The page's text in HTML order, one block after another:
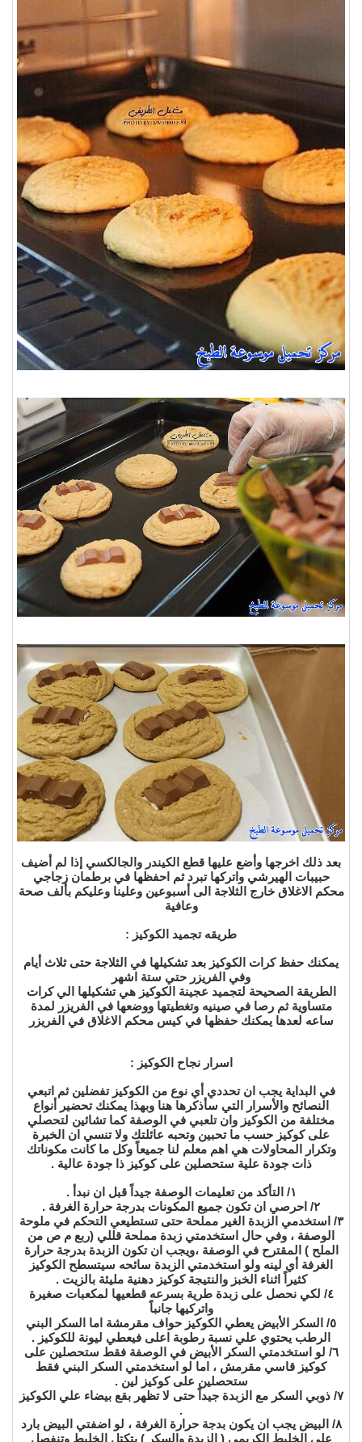
بعد ذلك اخرجها وأضع عليها قطع الكيندر والجالكسي إذا لم أضيف
حبيبات الهيرشي واتركها تبرد ثم احفظها في برطمان زجاجي
محكم الاغلاق خارج الثلاجة الى أسبوعين وعلينا وعليكم بألف صحة
وعافية
طريقه تجميد الكوكيز :
يمكنك حفظ كرات الكوكيز بعد تشكيلها في الثلاجة حتى ثلاث أيام
وفي الفريزر حتي ستة اشهر
الطريقة الصحيحة لتجميد عجينة الكوكيز هي تشكيلها الي كرات
متساوية ثم رصا في صينيه وتغطيتها ووضعها في الفريزر لمدة
ساعه لعدها يمكنك حفظها في كيس محكم الاغلاق في الفريزر
اسرار نجاح الكوكيز :
في البداية يجب ان تحددي أي نوع من الكوكيز تفضلين ثم اتبعي
النصائح والأسرار التي سأذكرها هنا وبهذا يمكنك تحضير أنواع
مختلفة من الكوكيز وان تلعبي في الوصفة كما تشائين لتحصلي
على كوكيز حسب ما تحبين وتحبه عائلتك ولا تنسي ان الخبرة
وتكرار المحاولات هي اهم معلم لنا جميعاً وكل ما كانت مكوناتك
ذات جودة علية ستحصلين على كوكيز ذا جودة عالية .
١/ التأكد من تعليمات الوصفة جيداً قبل ان نبدأ .
٢/ احرصي ان تكون جميع المكونات بدرجة حرارة الغرفة .
٣/ استخدمي الزبدة الغير مملحة حتى تستطيعي التحكم في ملوحة
الوصفة ، وفي حال استخدمتي زبدة مملحة قللي (ربع م ص من
الملح ) المقترح في الوصفة ،ويجب ان تكون الزبدة بدرجة حرارة
الغرفة أي لينه ولو استخدمتي الزبدة سائحه سيتسطح الكوكيز
كثيراً اثناء الخبز والنتيجة كوكيز دهنية مليئة بالزيت .
٤/ لكي نحصل على زبدة طرية بسرعه قطعيها لمكعبات صغيرة
واتركيها جانباً
٥/ السكر الأبيض يعطي الكوكيز حواف مقرمشة اما السكر البني
الرطب يحتوي علي نسبة رطوبة اعلى فيعطي ليونة للكوكيز .
٦/ لو استخدمتي السكر الأبيض في الوصفة فقط ستحصلين على
كوكيز قاسي مقرمش ، اما لو استخدمتي السكر البني فقط
ستحصلين على كوكيز لين .
٧/ ذوبي السكر مع الزبدة جيداً حتى لا تظهر بقع بيضاء علي الكوكيز
.
٨/ البيض يجب ان يكون بدجة حرارة الغرفة ، لو اضفتي البيض بارد
على الخليط الكريمي ( الزبدة والسكر ) يتكتل الخليط وتنفصل